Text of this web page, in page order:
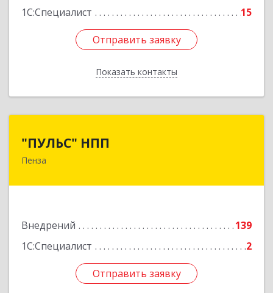
1С:Специалист
15
Отправить заявку
Показать контакты
Отправить заявку
Назад
"ПУЛЬС" НПП
Пенза
Внедрений
139
1С:Специалист
2
Отправить заявку
440600, Пензенская обл, Пенза г, Суворова ул,
Отправить заявку